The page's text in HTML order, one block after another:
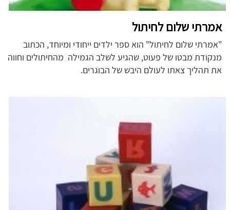
אמרתי שלום לחיתול
"אמרתי שלום לחיתול" הוא ספר ילדים ייחודי ומיוחד, הכתוב
מנקודת מבטו של פעוט, שהגיע לשלב הגמילה מהחיתולים וחווה
את תהליך צאתו לעולם היבש של הבוגרים.